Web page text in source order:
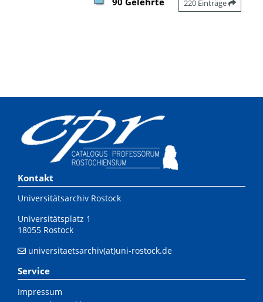
220 Einträge
Kontakt
Universitätsarchiv Rostock
Universitätsplatz 1
18055 Rostock
universitaetsarchiv(at)uni-rostock.de
Service
Impressum